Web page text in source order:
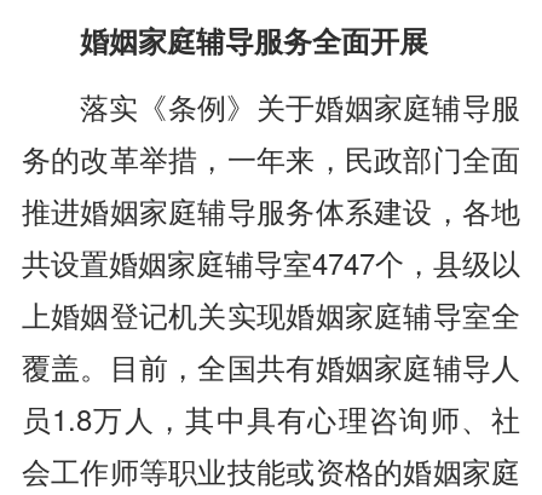
婚姻家庭辅导服务全面开展
落实《条例》关于婚姻家庭辅导服
务的改革举措，一年来，民政部门全面
推进婚姻家庭辅导服务体系建设，各地
共设置婚姻家庭辅导室4747个，县级以
上婚姻登记机关实现婚姻家庭辅导室全
覆盖。目前，全国共有婚姻家庭辅导人
员1.8万人，其中具有心理咨询师、社
会工作师等职业技能或资格的婚姻家庭